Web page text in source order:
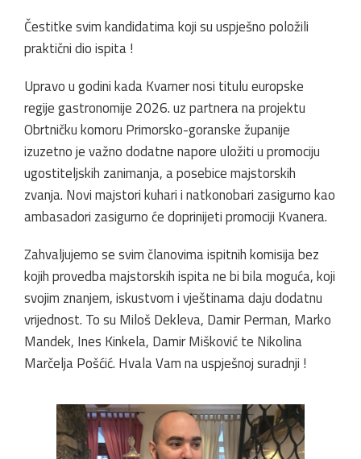
Čestitke svim kandidatima koji su uspješno položili
praktični dio ispita !
Upravo u godini kada Kvarner nosi titulu europske
regije gastronomije 2026. uz partnera na projektu
Obrtničku komoru Primorsko-goranske županije
izuzetno je važno dodatne napore uložiti u promociju
ugostiteljskih zanimanja, a posebice majstorskih
zvanja. Novi majstori kuhari i natkonobari zasigurno kao
ambasadori zasigurno će doprinijeti promociji Kvanera.
Zahvaljujemo se svim članovima ispitnih komisija bez
kojih provedba majstorskih ispita ne bi bila moguća, koji
svojim znanjem, iskustvom i vještinama daju dodatnu
vrijednost. To su Miloš Dekleva, Damir Perman, Marko
Mandek, Ines Kinkela, Damir Mišković te Nikolina
Marčelja Pošćić. Hvala Vam na uspješnoj suradnji !